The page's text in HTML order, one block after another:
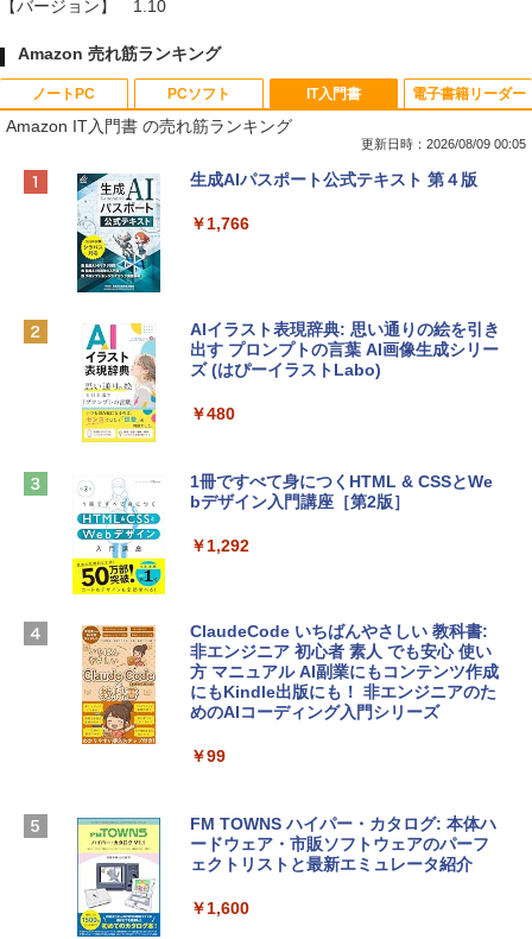
【バージョン】 1.10
Amazon 売れ筋ランキング
ノートPC
Apple 2026 MacBook Neo A18 Proチッ
e Intelligenceのために設計、Liquid Ret
￥137,800
tomtoc 360°保護 15.6 16インチ パソコ
￥2,952
スプレイ、16GBユニファイドメモリ、51
2GB SSDストレージ、12MPセンターフ
レームカメラ、日本語キーボード、Touc
h ID - ミッドナイト
ン 15-fd 15.6インチ 16GBメモリ 512GB
SSD インテル Core 5
PCソフト
Robloxギフトカード - 800 Robux 【限
インゲームコード】 ロブロックス | オン
Robloxギフトカード - 1000 Robux 【限
定バーチャルアイテムを含む】 【オンラ
ラインコード版
4(最新 永続版)|オンラインコード版|Wind
Robloxギフトカード - 2,000 Robux 【限
定バーチャルアイテムを含む】 【オンラ
インゲームコード】 ロブロックス | オン
Windows版 | Minecraft (マインクラフ
ト): Java & Bedrock Edition | オンライ
IT入門書
Amazon IT入門書 の売れ筋ランキング
更新日時：2026/08/09 00:05
生成AIパスポート公式テキスト 第４版
￥1,766
AIイラスト表現辞典: 思い通りの絵を引き
出す プロンプトの言葉 AI画像生成シリー
ズ (はぴーイラストLabo)
￥480
1冊ですべて身につくHTML & CSSとWe
bデザイン入門講座［第2版］
￥1,292
ClaudeCode いちばんやさしい 教科書:
非エンジニア 初心者 素人 でも安心 使い
方 マニュアル AI副業にもコンテンツ作成
にもKindle出版にも！ 非エンジニアのた
めのAIコーディング入門シリーズ
￥99
FM TOWNS ハイパー・カタログ: 本体ハ
ードウェア・市販ソフトウェアのパーフ
ェクトリストと最新エミュレータ紹介
￥1,600
電子書籍リーダー